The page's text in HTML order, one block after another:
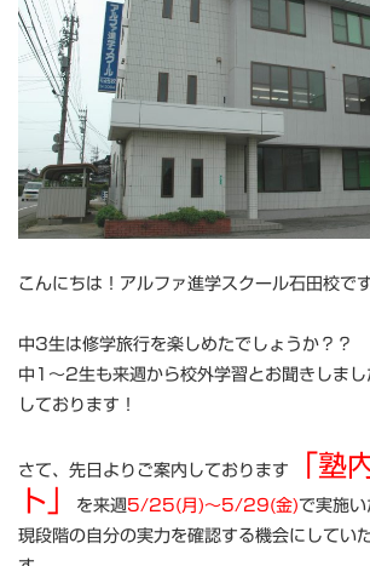
こんにちは！アルファ進学スクール石田校です
中3生は修学旅行を楽しめたでしょうか？？
中1～2生も来週から校外学習とお聞きしま
しております！
さて、先日よりご案内しております
「塾
ト」
を来週 5/25(月)～5/29(金)で実施い
現段階の自分の実力を確認する機会にしてい